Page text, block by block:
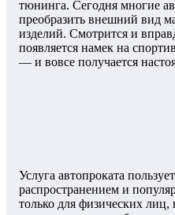
тюнинга. Сегодня многие
преобразить внешний вид
изделий. Смотрится и
появляется намек на
— и вовсе получается
Услуга автопроката
распространением и
только для физических